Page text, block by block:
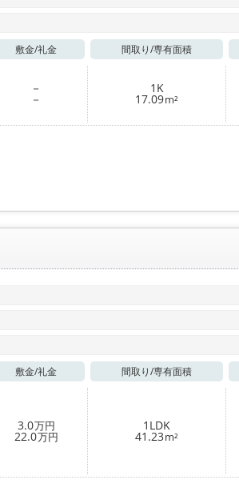
敷金/礼金 間取り/専有面積
－
－
1K
17.09m² お
気
に
敷金/礼金 間取り/専有面積
3.0万円
22.0万円
1LDK
41.23m² お
気
に
入
り